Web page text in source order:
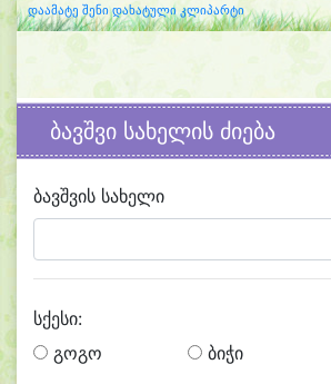
დაამატე შენი დახატული კლიპარტი
ბავშვი სახელის ძიება
ბავშვის სახელი
სქესი:
გოგო
ბიჭი